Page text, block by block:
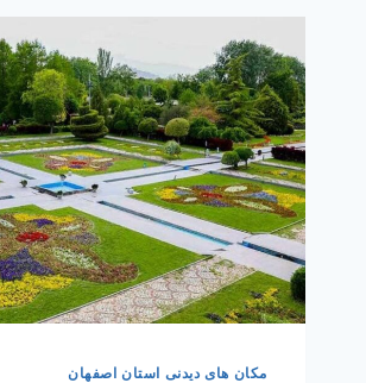
مکان های دیدنی استان اصفهان